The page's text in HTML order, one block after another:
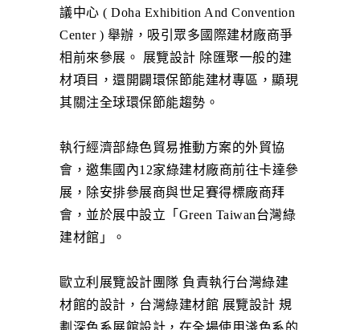
議中心 ( Doha Exhibition And Convention
Center ) 舉辦，吸引眾多國際建材廠商爭
相前來參展。 展覽設計 除匯聚一般的建
材項目，還開闢環保節能建材專區，顯現
其關注全球環保節能趨勢。
執行經濟部綠色貿易推動方案的外貿協
會，邀集國內12家綠建材廠商前往卡達參
展，除安排參展商與世足賽得標廠商拜
會，並於展中設立「Green Taiwan台灣綠
建材館」。
歐立利展覽設計團隊 負責執行台灣綠建
材館的設計，台灣綠建材館 展覽設計 規
劃深色系展館設計，在全場使用淺色系的